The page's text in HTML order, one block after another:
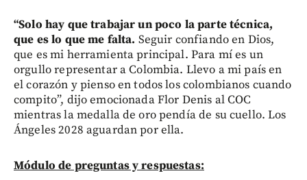
“Solo hay que trabajar un poco la parte técnica,
que es lo que me falta. Seguir confiando en Dios,
que es mi herramienta principal. Para mí es un
orgullo representar a Colombia. Llevo a mi país en
el corazón y pienso en todos los colombianos cuando
compito”, dijo emocionada Flor Denis al COC
mientras la medalla de oro pendía de su cuello. Los
Ángeles 2028 aguardan por ella.
Módulo de preguntas y respuestas: